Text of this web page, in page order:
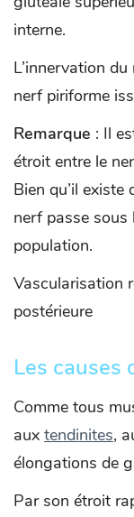
interne.
L’innervation
nerf piriforme
Remarque : Il
étroit entre le
Bien qu’il
nerf passe sous
population.
Vascularisation
postérieure
Les causes
Comme tous
aux tendinites,
élongations de
Par son étroit